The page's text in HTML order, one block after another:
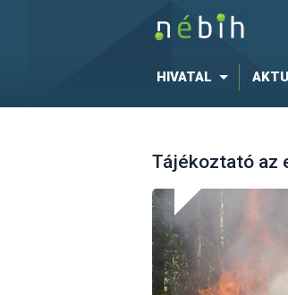
HIVATAL
Tájékoztató az